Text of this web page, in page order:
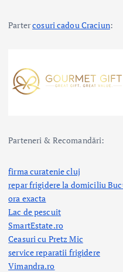
Partercosuri cadou Craciun:
Parteneri & Recomandări:
firma curatenie cluj
repar frigidere la domiciliu
ora exacta
Lac de pescuit
SmartEstate.ro
Ceasuri cu Pretz Mic
service reparatii frigidere
Vimandra.ro